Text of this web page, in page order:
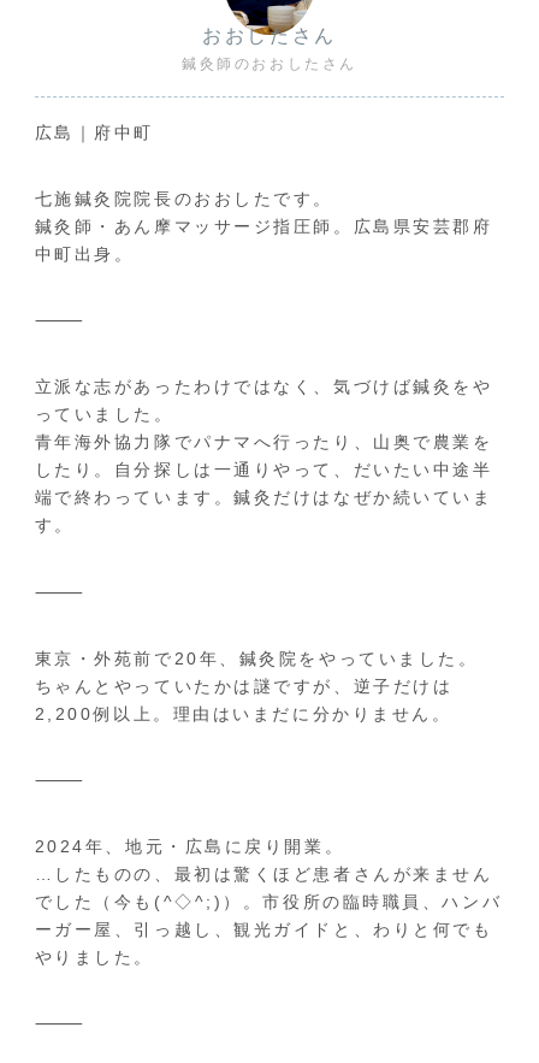
おおしたさん
鍼灸師のおおしたさん
広島｜府中町
七施鍼灸院院長のおおしたです。
鍼灸師・あん摩マッサージ指圧師。広島県安芸郡府
中町出身。
⸻
立派な志があったわけではなく、気づけば鍼灸をや
っていました。
青年海外協力隊でパナマへ行ったり、山奥で農業を
したり。自分探しは一通りやって、だいたい中途半
端で終わっています。鍼灸だけはなぜか続いていま
す。
⸻
東京・外苑前で20年、鍼灸院をやっていました。
ちゃんとやっていたかは謎ですが、逆子だけは
2,200例以上。理由はいまだに分かりません。
⸻
2024年、地元・広島に戻り開業。
…したものの、最初は驚くほど患者さんが来ません
でした（今も(^◇^;)）。市役所の臨時職員、ハンバ
ーガー屋、引っ越し、観光ガイドと、わりと何でも
やりました。
⸻